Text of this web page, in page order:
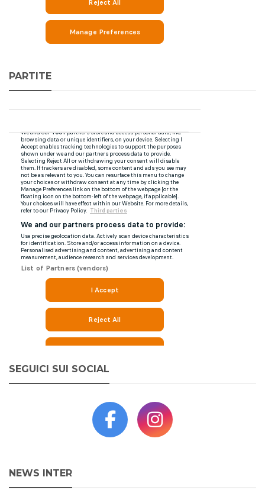
PARTITE
SEGUICI SUI SOCIAL
NEWS INTER